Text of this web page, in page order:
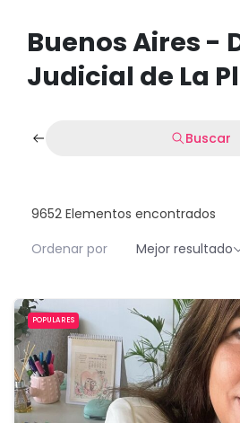
Buenos Aires -
Judicial de La
Buscar
9652 Elementos encontrados
Ordenar por
Mejor resultado
POPULARES